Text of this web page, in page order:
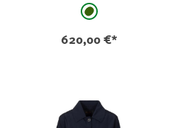
auswählen
dkl oliv-kaki
620,00 €*